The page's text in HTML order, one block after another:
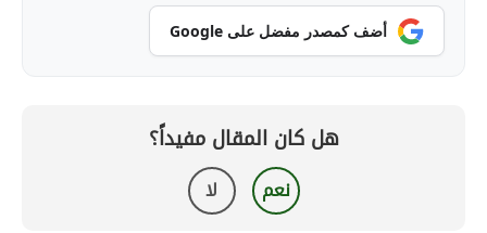
أضف كمصدر مفضل على Google
هل كان المقال مفيداً؟
نعم لا